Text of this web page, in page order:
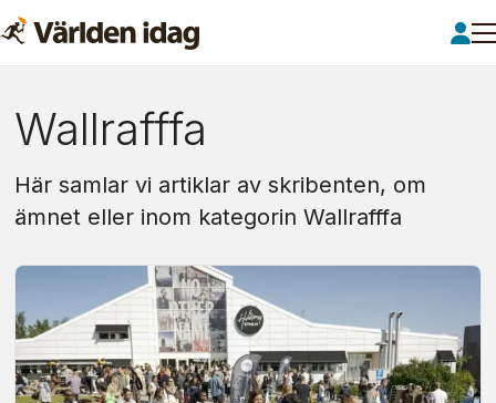
Om:
wallrafffa
Wallrafffa
Här samlar vi artiklar av skribenten, om
ämnet eller inom kategorin Wallrafffa